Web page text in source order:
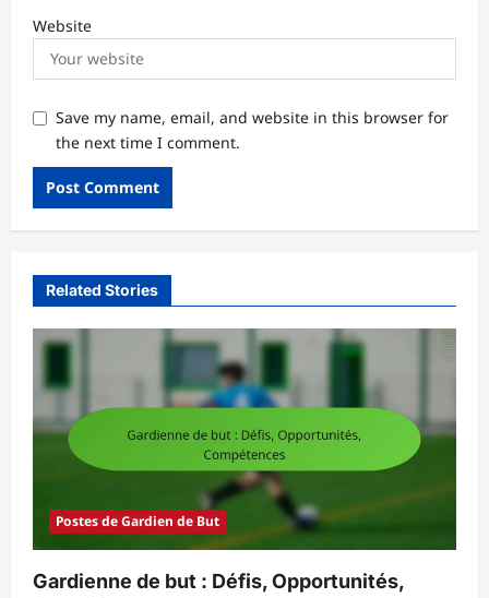
Website
Save my name, email, and website in this browser for
the next time I comment.
Related Stories
Postes de Gardien de But
Gardienne de but : Défis, Opportunités,